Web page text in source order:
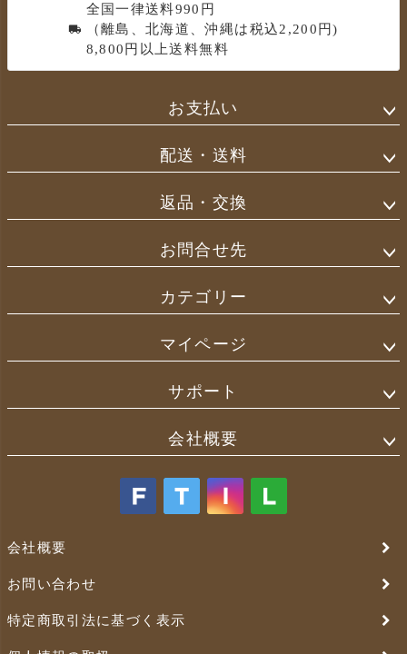
全国一律送料990円
（離島、北海道、沖縄は税込2,200円)
8,800円以上送料無料
お支払い
配送・送料
返品・交換
お問合せ先
カテゴリー
マイページ
サポート
会社概要
会社概要
お問い合わせ
特定商取引法に基づく表示